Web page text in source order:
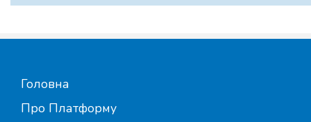
Головна
Про Платформу